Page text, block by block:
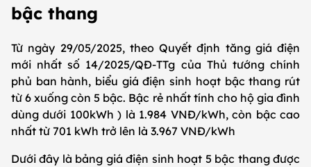
bậc thang
Từ ngày 29/05/2025, theo Quyết định tăng giá điện
mới nhất số 14/2025/QĐ-TTg của Thủ tướng chính
phủ ban hành, biểu giá điện sinh hoạt bậc thang rút
từ 6 xuống còn 5 bậc. Bậc rẻ nhất tính cho hộ gia đình
dùng dưới 100kWh ) là 1.984 VNĐ/kWh, còn bậc cao
nhất từ 701 kWh trở lên là 3.967 VNĐ/kWh
Dưới đây là bảng giá điện sinh hoạt 5 bậc thang được